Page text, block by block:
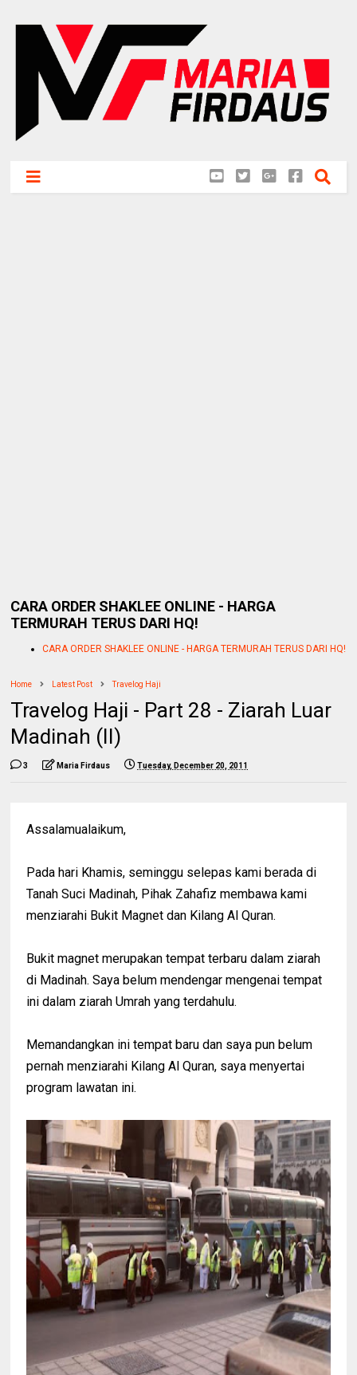
CARA ORDER SHAKLEE ONLINE - HARGA
TERMURAH TERUS DARI HQ!
CARA ORDER SHAKLEE ONLINE - HARGA TERMURAH TERUS DARI HQ!
Home Latest Post Travelog Haji
Travelog Haji - Part 28 - Ziarah Luar
Madinah (II)
3 Maria Firdaus Tuesday, December 20, 2011
Assalamualaikum,
Pada hari Khamis, seminggu selepas kami berada di
Tanah Suci Madinah, Pihak Zahafiz membawa kami
menziarahi Bukit Magnet dan Kilang Al Quran.
Bukit magnet merupakan tempat terbaru dalam ziarah
di Madinah. Saya belum mendengar mengenai tempat
ini dalam ziarah Umrah yang terdahulu.
Memandangkan ini tempat baru dan saya pun belum
pernah menziarahi Kilang Al Quran, saya menyertai
program lawatan ini.